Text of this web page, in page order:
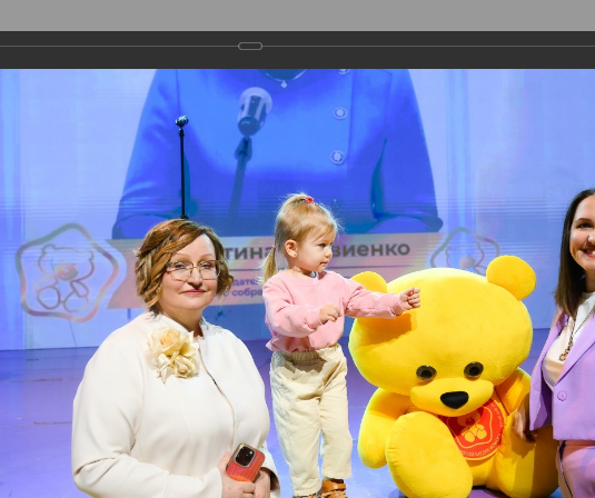
О ПРЕМИИ НОМИНАЦИИ ЭКСПЕРТЫ
2023 Церемония награждения